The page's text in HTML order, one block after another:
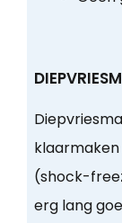
(shock-
erg lang